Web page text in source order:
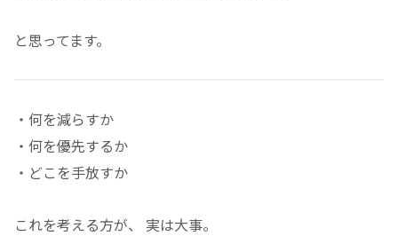
と思ってます。
・何を減らすか
・何を優先するか
・どこを手放すか
これを考える方が、 実は大事。